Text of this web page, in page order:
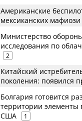
Американские
мексиканских мафиози
Министерство
исследования по
2
Китайский
поколения: появился
Болгария готовится
территории элементы
США
1